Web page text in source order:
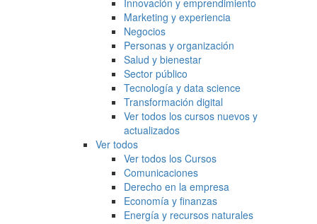
Innovación y emprendimiento
Marketing y experiencia
Negocios
Personas y organización
Salud y bienestar
Sector público
Tecnología y data science
Transformación digital
Ver todos los cursos nuevos y
actualizados
Ver todos
Ver todos los Cursos
Comunicaciones
Derecho en la empresa
Economía y finanzas
Energía y recursos naturales